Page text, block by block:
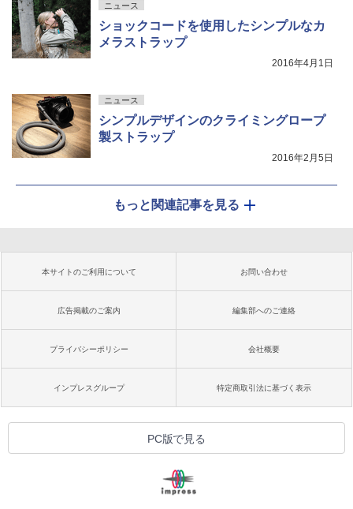
ニュース
ショックコードを使用したシンプルなカ
メラストラップ
2016年4月1日
ニュース
シンプルデザインのクライミングロープ
製ストラップ
2016年2月5日
もっと関連記事を見る
本サイトのご利用について お問い合わせ
広告掲載のご案内 編集部へのご連絡
プライバシーポリシー 会社概要
インプレスグループ 特定商取引法に基づく表示
PC版で見る